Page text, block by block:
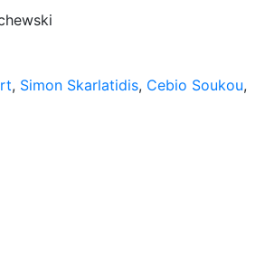
, Simon Skarlatidis, Cebio Soukou,